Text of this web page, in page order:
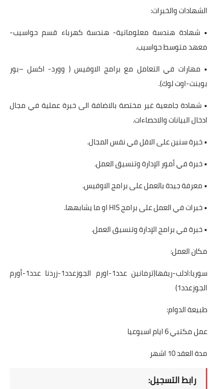
الشهادات والخبرات:
• شهادة هندسة معلوماتية- هندسة كهرباء قسم حواسيب-
معهد متوسط حواسيب.
• مهارات في التعامل مع برامج الاوفيس ( وورد- اكسل –بور
بوينت-اوت لوك).
• شهادة جامعية غير مختصة بالاضافة الى خبرة عملية في مجال
ادخال البيانات والاحصاءات.
• خبرة سنين على الاقل في نفس المجال.
• خبرة في أمور الإدارة وتنسيق العمل.
• معرفة جيدة بالعمل على برامج الاوفيس.
• خبرات في العمل على برامج HIS او ما يشابهها.
• خبرة في برامج الإدارة وتنسيق العمل.
مكان العمل:
سوريا:ادلب-ريفها(ترمانين عدد1-اورم الجوزعدد1-زردنا عدد1-أورم
الجوزعدد1)
طبيعة الدوام:
عمل مكتبي 6 ايام اسبوعيا
مدة العقد 10 اشهر
رابط التسجيل: